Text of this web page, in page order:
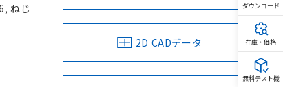
ねじ
2D CADデータ
ダウンロード
在庫・価格
無料テスト機